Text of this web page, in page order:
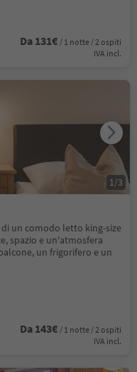
Da 131€ / 1 notte / 2 ospiti
IVA incl.
un comodo letto king-size
spazio e un'atmosfera
un frigorifero e un
Da 143€ / 1 notte / 2 ospiti
IVA incl.
1/3